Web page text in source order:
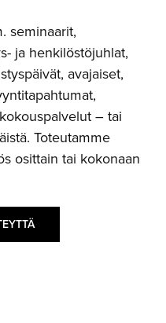
seminaarit,
ja henkilöstöjuhlat,
avajaiset,
– tai
Toteutamme
osittain tai kokonaan